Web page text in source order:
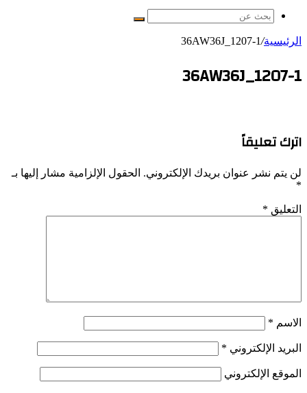
بحث
الرئيسية/
36AW36J_1207-1
36AW36J_1207-1
اترك تعليقاً
لن يتم نشر عنوان بريدك الإلكتروني. الحقول الإلزامية مشار إليها بـ
*
التعليق *
الاسم *
البريد الإلكتروني *
الموقع الإلكتروني